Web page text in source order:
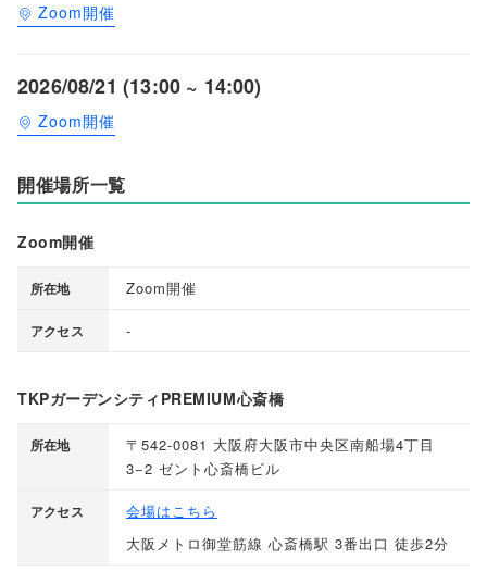
Zoom開催
2026/08/21 (13:00 ~ 14:00)
Zoom開催
開催場所一覧
Zoom開催
所在地 Zoom開催
アクセス -
TKPガーデンシティPREMIUM心斎橋
所在地
〒542-0081 大阪府大阪市中央区南船場4丁目
3−2 ゼント心斎橋ビル
アクセス
会場はこちら
大阪メトロ御堂筋線 心斎橋駅 3番出口 徒歩2分